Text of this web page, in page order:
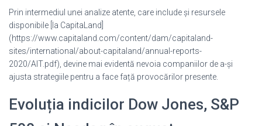
Prin intermediul unei analize atente, care include și resursele
disponibile [la CapitaLand]
(https://www.capitaland.com/content/dam/capitaland-
sites/international/about-capitaland/annual-reports-
2020/AIT.pdf), devine mai evidentă nevoia companiilor de a-și
ajusta strategiile pentru a face față provocărilor presente.
Evoluția indicilor Dow Jones, S&P